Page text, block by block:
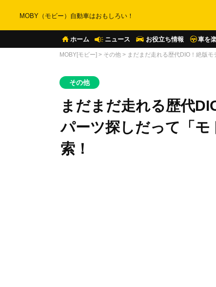
MOBY（モビー）自動車はおもしろい！
ホーム ニュース お役立ち情報 車を
MOBY[モビー] > その他 > まだまだ走れる歴代DIO！絶版
その他
まだまだ走れる歴代
パーツ探しだって「
索！